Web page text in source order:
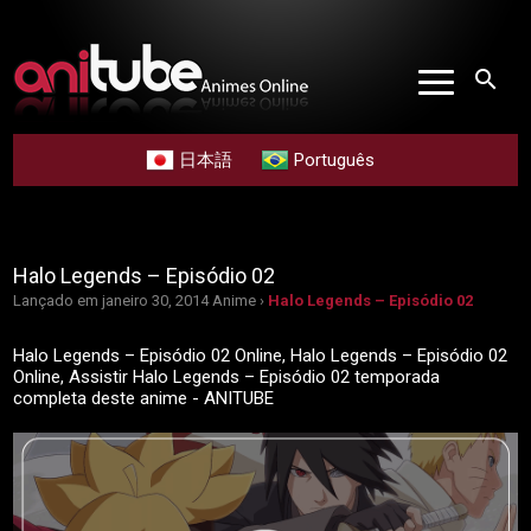
search
日本語 Português
Halo Legends – Episódio 02
Lançado em janeiro 30, 2014 Anime › Halo Legends – Episódio 02
Halo Legends – Episódio 02 Online, Halo Legends – Episódio 02
Online, Assistir Halo Legends – Episódio 02 temporada
completa deste anime - ANITUBE